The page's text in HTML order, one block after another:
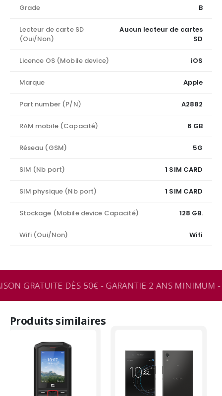
Grade B
Lecteur de carte SD
(Oui/Non)
Aucun lecteur de cartes
SD
Licence OS (Mobile device) iOS
Marque Apple
Part number (P/N) A2882
RAM mobile (Capacité) 6 GB
Réseau (GSM) 5G
SIM (Nb port) 1 SIM CARD
SIM physique (Nb port) 1 SIM CARD
Stockage (Mobile device Capacité) 128 GB.
Wifi (Oui/Non) Wifi
GRATUITE DÈS 50€ - GARANTIE 2 ANS MINIMUM
Produits similaires